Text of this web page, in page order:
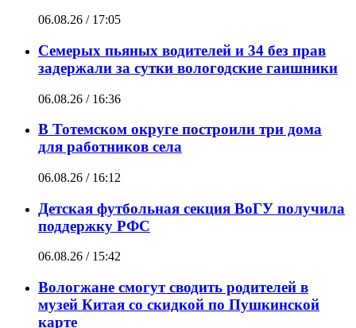
06.08.26 / 17:05
Семерых пьяных водителей и 34 без прав
задержали за сутки вологодские гаишники
06.08.26 / 16:36
В Тотемском округе построили три дома
для работников села
06.08.26 / 16:12
Детская футбольная секция ВоГУ получила
поддержку РФС
06.08.26 / 15:42
Вологжане смогут сводить родителей в
музей Китая со скидкой по Пушкинской
карте